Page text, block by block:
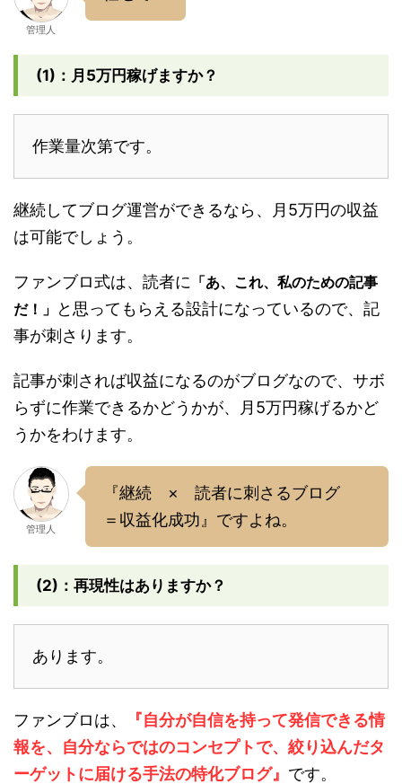
管理人
(1)：月5万円稼げますか？
作業量次第です。
継続してブログ運営ができるなら、月5万円の収益
は可能でしょう。
ファンブロ式は、読者に 「あ、これ、私のための記事
だ！」 と思ってもらえる設計になっているので、記
事が刺さります。
記事が刺されば収益になるのがブログなので、サボ
らずに作業できるかどうかが、月5万円稼げるかど
うかをわけます。
管理人
『継続 × 読者に刺さるブログ
＝収益化成功』ですよね。
(2)：再現性はありますか？
あります。
ファンブロは、
『自分が自信を持って発信できる情
報を、自分ならではのコンセプトで、絞り込んだタ
ーゲットに届ける手法の特化ブログ』 です。